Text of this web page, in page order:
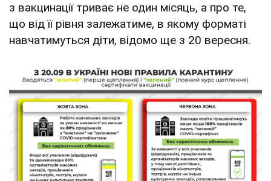
з вакцинації триває не один місяць, а про те,
що від її рівня залежатиме, в якому форматі
навчатимуться діти, відомо ще з 20 вересня.